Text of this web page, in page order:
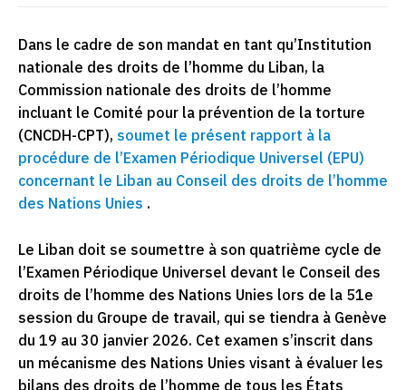
Dans le cadre de son mandat en tant qu’Institution
nationale des droits de l’homme du Liban, la
Commission nationale des droits de l’homme
incluant le Comité pour la prévention de la torture
(CNCDH-CPT), soumet le présent rapport à la
procédure de l’Examen Périodique Universel (EPU)
concernant le Liban au Conseil des droits de l’homme
des Nations Unies .
Le Liban doit se soumettre à son quatrième cycle de
l’Examen Périodique Universel devant le Conseil des
droits de l’homme des Nations Unies lors de la 51e
session du Groupe de travail, qui se tiendra à Genève
du 19 au 30 janvier 2026. Cet examen s’inscrit dans
un mécanisme des Nations Unies visant à évaluer les